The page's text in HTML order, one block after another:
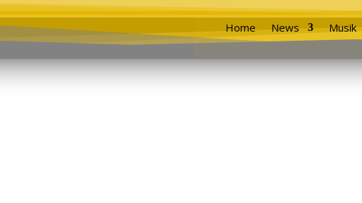
Home News Musik